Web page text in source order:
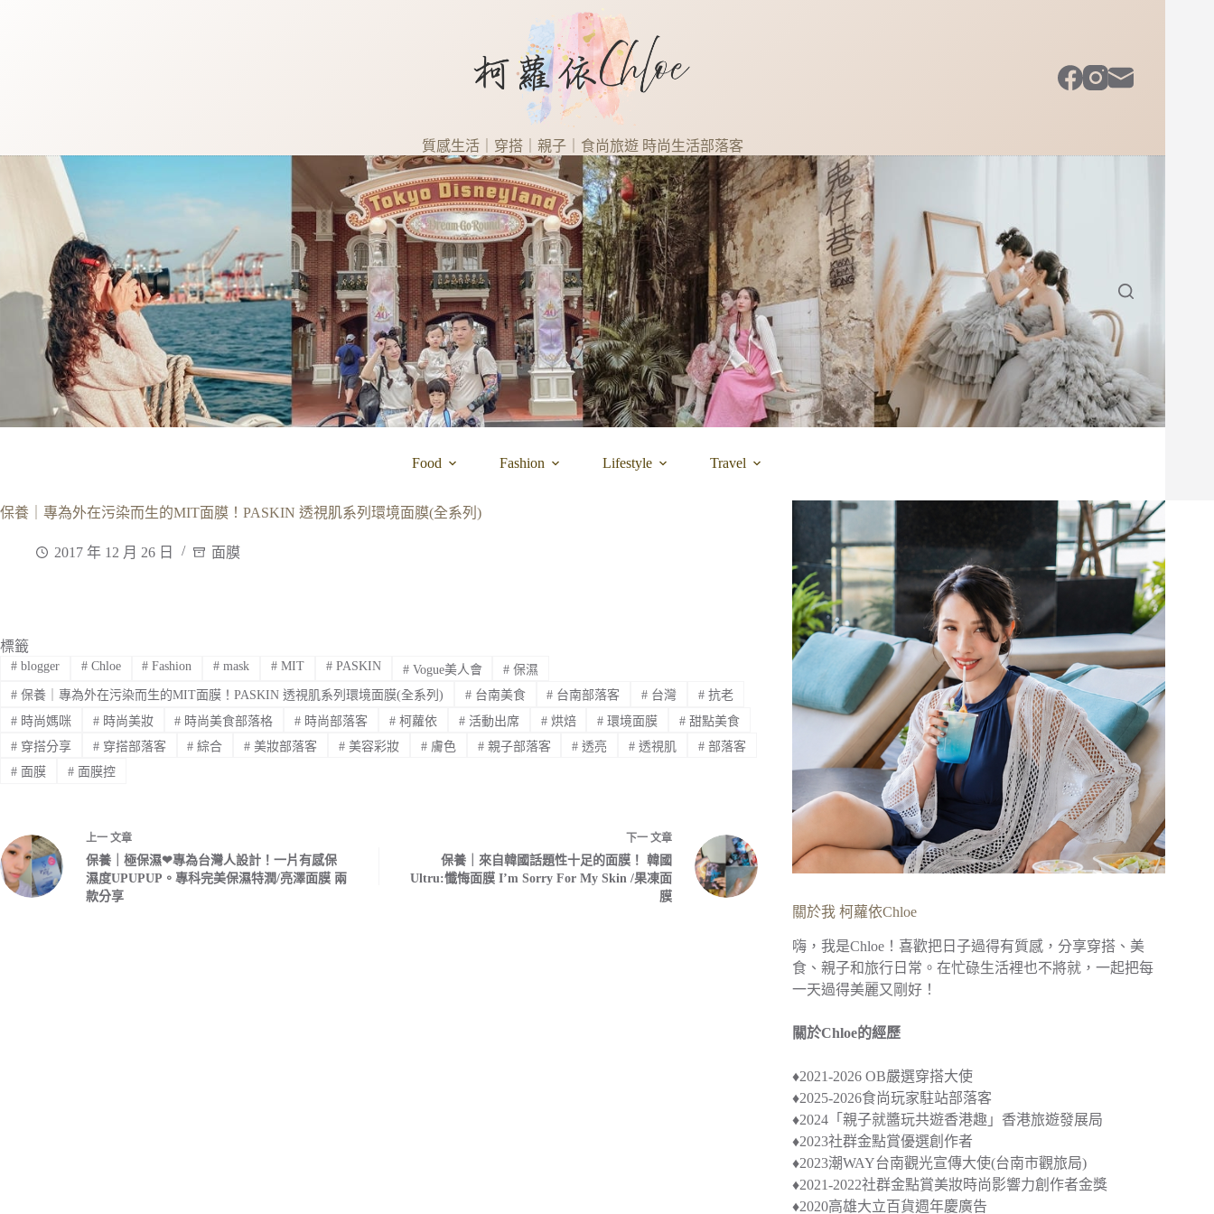
質感生活｜穿搭｜親子｜食尚旅遊 時尚生活部落客
Food Fashion Lifestyle Travel
保養｜專為外在污染而生的MIT面膜！PASKIN 透視肌系列環境面膜(全系列)
2017 年 12 月 26 日 面膜
標籤
#blogger #Chloe # Fashion # mask # MIT #PASKIN #Vogue美人會 # 保濕
#保養｜專為外在污染而生的MIT面膜！PASKIN 透視肌系列環境面膜(全系列) #台南美食 # 台南部落客 # 台灣 # 抗老
#時尚媽咪 #時尚美妝 # 時尚美食部落格 # 時尚部落客 # 柯蘿依 #活動出席 #烘焙 # 環境面膜 # 甜點美食
#穿搭分享 #穿搭部落客 # 綜合 # 美妝部落客 # 美容彩妝 #膚色 #親子部落客 # 透亮 # 透視肌 #部落客
#面膜 #面膜控
上一 文章
保養｜極保濕❤專為台灣人設計！一片有感保
濕度UPUPUP。專科完美保濕特潤/亮澤面膜 兩
款分享
下一 文章
保養｜來自韓國話題性十足的面膜！ 韓國
Ultru:懺悔面膜 I’m Sorry For My Skin /果凍面
膜
關於我 柯蘿依Chloe
嗨，我是Chloe！喜歡把日子過得有質感，分享穿搭、美
食、親子和旅行日常。在忙碌生活裡也不將就，一起把每
一天過得美麗又剛好！
關於Chloe的經歷
♦︎2021-2026 OB嚴選穿搭大使
♦︎2025-2026食尚玩家駐站部落客
♦︎2024 「親子就醬玩共遊香港趣」 香港旅遊發展局
♦︎2023社群金點賞優選創作者
♦︎2023潮WAY台南觀光宣傳大使(台南市觀旅局)
♦︎2021-2022社群金點賞美妝時尚影響力創作者金獎
♦︎2020高雄大立百貨週年慶廣告